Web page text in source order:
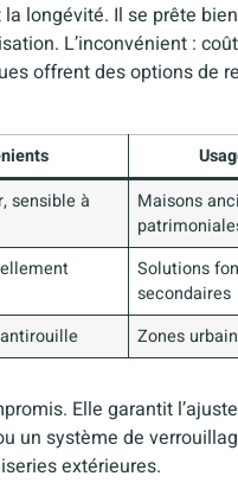
longévité. Il se prête
L’inconvénient :
offrent des options de
sensible à
Maisons
Solutions
secondaires
Zones
Elle garantit
un système de
extérieures.